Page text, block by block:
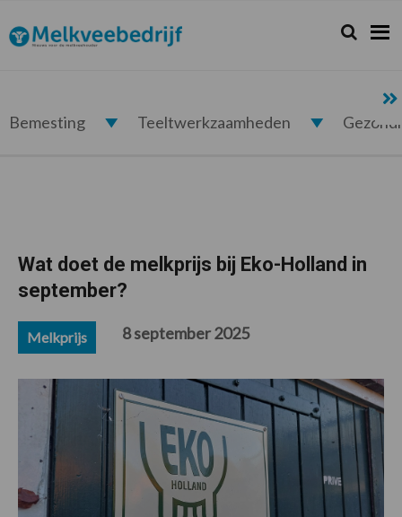
de
hoofdnavigatie
de
hoofd
de
eerste
de
voettekst
Melkveebedrijf.nl Zoeken...
Zoek
Bemesting Teeltwerkzaamheden
Wat doet de melkprijs bij Eko-Holland in
september?
Melkprijs 8 september 2025